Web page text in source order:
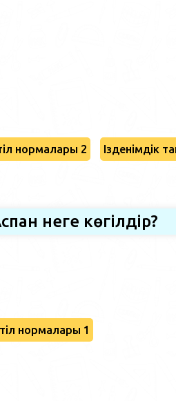
нормалары 2 Ізденімдік
неге көгілдір?
нормалары 1